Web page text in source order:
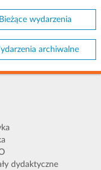
Bieżące wydarzenia
archiwalne
dydaktyczne